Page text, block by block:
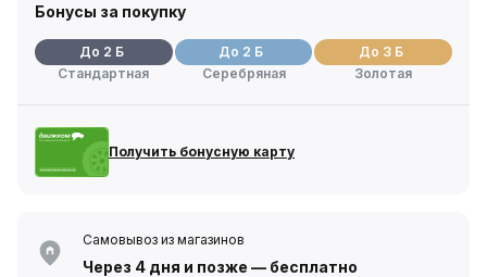
Бонусы за покупку
До 2 Б
Стандартная
До 2 Б
Серебряная
До 3 Б
Золотая
Получить бонусную карту
Самовывоз из магазинов
Через 4 дня и позже — бесплатно